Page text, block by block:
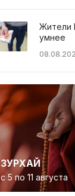
Жители
умнее
ЗУРХАЙ
с 5 по 11 августа